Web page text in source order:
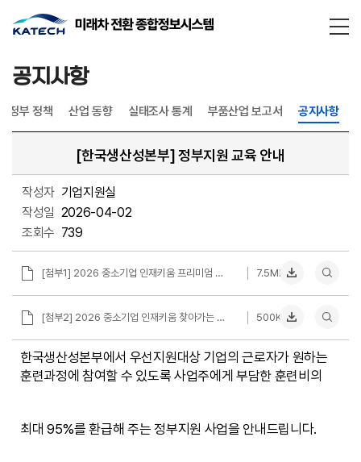
통합검색
닫기
공지사항
정부 정책 산업 동향 실태조사 통계 부품산업 보고서 공지사항
[한국생산성본부] 정부지원 교육 안내
작성자 기업지원실
작성일 2026-04-02
조회수 739
[첨부1] 2026 중소기업 인재키움 프리미엄 훈련.pdf 7.5MB
[첨부2] 2026 중소기업 인재키움 찾아가는 훈련.pdf 500KB
한국생산성본부에서 우선지원대상 기업의 근로자가 원하는
훈련과정에 참여할 수 있도록 사업주에게 부담한 훈련비의
최대 95%를 환급해 주는 정부지원 사업을 안내드립니다.